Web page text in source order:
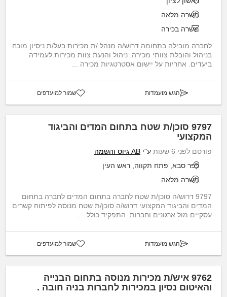
משרה מלאה
משרה בכירה
לחברה מובילה בתחומה דרוש/ה מנהל /ת מכירות בעל/ת ניסיון מוכח
בניהול והובלת צוותי מכירה. ניהול והנעת צוות מכירות לעמידה
ביעדים. אחריות על יישום אסטרטגיות מכירה ...
הגש מועמדות שמור למועדפים
9797 סוכן/ת שטח בתחום המדים והביגוד
המקצועי
פורסם לפני 6 שעות ע"י AB גיוס והשמה
כפר סבא, פתח תקווה, ראש העין
משרה מלאה
9797 דרוש/ה סוכן/ת שטח לחברה בתחום המדים לחברה בתחום
המדים והביגוד המקצועי דרוש/ה סוכן/ת שטח מנוסה לפיתוח קשרים
עסקיים מול ארגונים וחברות. התפקיד כולל: ...
הגש מועמדות שמור למועדפים
9762 איש/ת מכירות מנוסה בתחום הבנייה
והאיטום נסיון במכירות לחברות בניה חובה .